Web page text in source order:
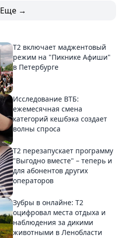
Еще →
Т2 включает маджентовый
режим на "Пикнике Афиши"
в Петербурге
Исследование ВТБ:
ежемесячная смена
категорий кешбэка создает
волны спроса
Т2 перезапускает программу
"Выгодно вместе" – теперь и
для абонентов других
операторов
Зубры в онлайне: Т2
оцифровал места отдыха и
наблюдения за дикими
животными в Ленобласти